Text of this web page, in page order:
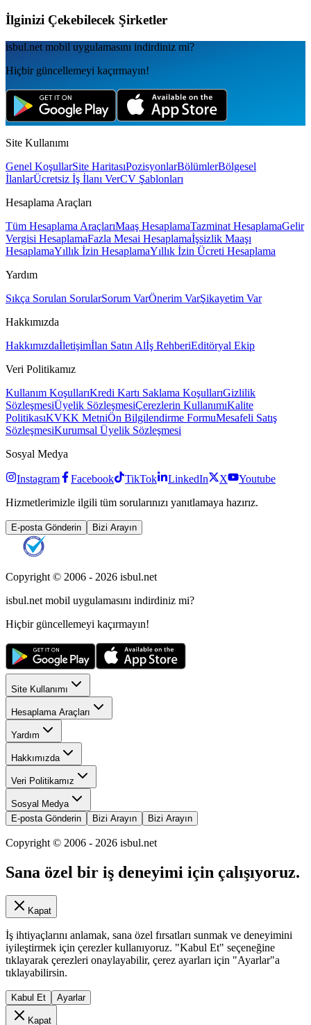
İlginizi Çekebilecek Şirketler
isbul.net mobil uygulamаsını indirdiniz mi?
Hiçbir güncellemeyi kaçırmayın!
Site Kullanımı
Genel KoşullarSite HaritasıPozisyonlarBölümlerBölgesel
İlanlarÜcretsiz İş İlanı VerCV Şablonları
Hesaplama Araçları
Tüm Hesaplama AraçlarıMaaş HesaplamaTazminat HesaplamaGelir
Vergisi HesaplamaFazla Mesai Hesaplamaİşsizlik Maaşı
HesaplamaYıllık İzin HesaplamaYıllık İzin Ücreti Hesaplama
Yardım
Sıkça Sorulan SorularSorum VarÖnerim VarŞikayetim Var
Hakkımızda
Hakkımızdaİletişimİlan Satın Alİş RehberiEditöryal Ekip
Veri Politikamız
Kullanım KoşullarıKredi Kartı Saklama KoşullarıGizlilik
SözleşmesiÜyelik SözleşmesiÇerezlerin KullanımıKalite
PolitikasıKVKK MetniÖn Bilgilendirme FormuMesafeli Satış
SözleşmesiKurumsal Üyelik Sözleşmesi
Sosyal Medya
Instagram Facebook TikTok LinkedIn X
Youtube
Hizmetlerimizle ilgili tüm sorularınızı yanıtlamaya hazırız.
E-posta Gönderin Bizi Arayın
Copyright © 2006 - 2026 isbul.net
isbul.net mobil uygulamasını indirdiniz mi?
Hiçbir güncellemeyi kaçırmayın!
Site Kullanımı
Hesaplama Araçları
Yardım
Hakkımızda
Veri Politikamız
Sosyal Medya
E-posta Gönderin
Bizi Arayın Bizi Arayın
Copyright © 2006 - 2026 isbul.net
Sana özel bir iş deneyimi için çalışıyoruz.
Kapat
İş ihtiyaçlarını anlamak, sana özel fırsatları sunmak ve deneyimini
iyileştirmek için çerezler kullanıyoruz. "Kabul Et" seçeneğine
tıklayarak çerezleri onaylayabilir, çerez ayarları için "Ayarlar"a
tıklayabilirsin.
Kabul Et Ayarlar
Kapat